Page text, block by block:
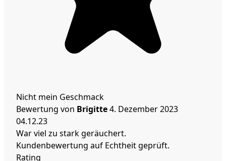
Nicht mein Geschmack
Bewertung von Brigitte4. Dezember 2023
04.12.23
War viel zu stark geräuchert.
Kundenbewertung auf Echtheit geprüft.
Rating